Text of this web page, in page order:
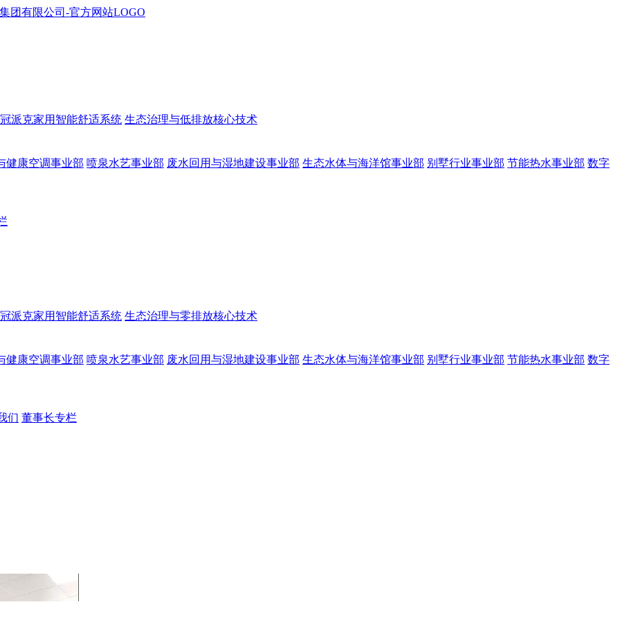
冠派克家用智能舒适系统 生态治理与低排放核心技术
健康空调事业部 喷泉水艺事业部 废水回用与湿地建设事业部 生态水体与海洋馆事业部 别墅行业事业部 节能热水事业部 数字
冠派克家用智能舒适系统 生态治理与零排放核心技术
健康空调事业部 喷泉水艺事业部 废水回用与湿地建设事业部 生态水体与海洋馆事业部 别墅行业事业部 节能热水事业部 数字
们 董事长专栏